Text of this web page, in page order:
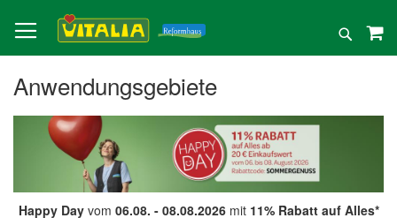
zum
Inhalt
Suche
Anwendungsgebiete
Happy Dayvom 06.08. - 08.08.2026mit 11% Rabatt auf Alles*